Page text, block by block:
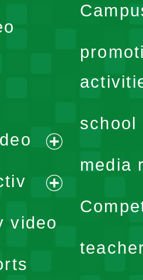
school
media
expand
menu
expand
video